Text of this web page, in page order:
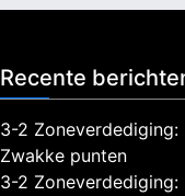
Recente
3-2
Zwakke punten
3-2 Zoneverdediging: